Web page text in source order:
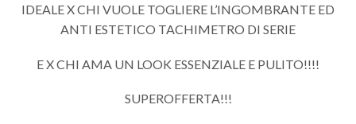
IDEALE X CHI VUOLE TOGLIERE L’INGOMBRANTE ED
ANTI ESTETICO TACHIMETRO DI SERIE
E X CHI AMA UN LOOK ESSENZIALE E PULITO!!!!
SUPEROFFERTA!!!